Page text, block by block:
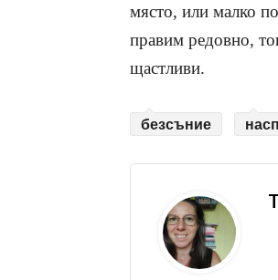
място, или малко
правим редовно,
щастливи.
безсъние